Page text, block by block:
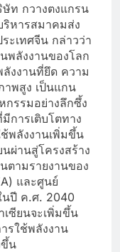
ษัท กวางตงแกรน
ริหารสมาคมส่ง
ะเทศจีน กล่าวว่า
พลังงานของโลก
ลังงานที่ยึด ความ
พสูง เป็นแกน
กรรมอย่างลึกซึ้ง
การเติบโตทาง
พลังงานเพิ่มขึ้น
ผ่านสู่โครงสร้าง
ตามรายงานของ
และศูนย์
นปี ค.ศ. 2040
ซียนจะเพิ่มขึ้น
รใช้พลังงาน
ขึ้น